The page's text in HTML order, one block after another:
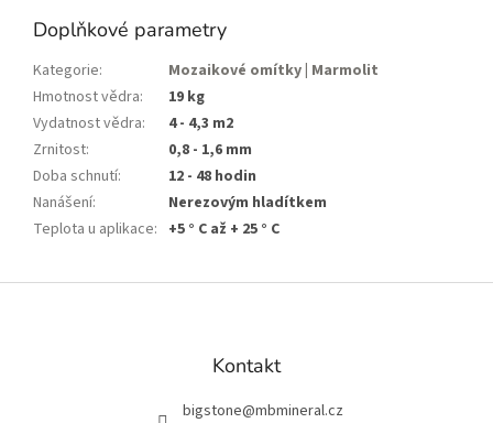
Doplňkové parametry
Kategorie:
Mozaikové omítky | Marmolit
Hmotnost vědra:
19 kg
Vydatnost vědra:
4 - 4,3 m2
Zrnitost:
0,8 - 1,6 mm
Doba schnutí:
12 - 48 hodin
Nanášení:
Nerezovým hladítkem
Teplota u aplikace: +5 ° C až + 25 ° C
Z
Kontakt
bigstone@mbmineral.cz